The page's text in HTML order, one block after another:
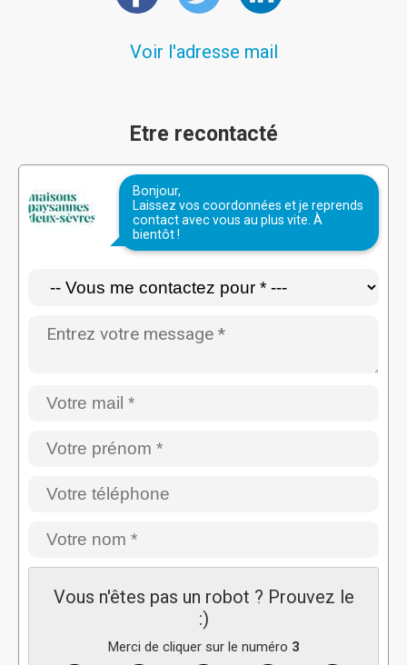
Voir l'adresse mail
Etre recontacté
Bonjour,
Laissez vos coordonnées et je reprends
contact avec vous au plus vite. À
bientôt !
Vous n'êtes pas un robot ? Prouvez le
:)
Merci de cliquer sur le numéro 3